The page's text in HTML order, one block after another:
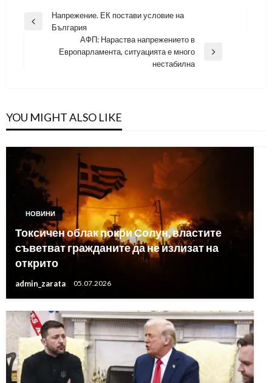
Навигация
Previous
Напрежение. ЕК постави условие на
България
АФП: Нараства напрежението в
Европарламента, ситуацията е много
нестабилна
YOU MIGHT ALSO LIKE
НОВИНИ
Токсичен облак покри Солун, властите
съветват гражданите да не излизат на
открито
admin_zarata 05.07.2026